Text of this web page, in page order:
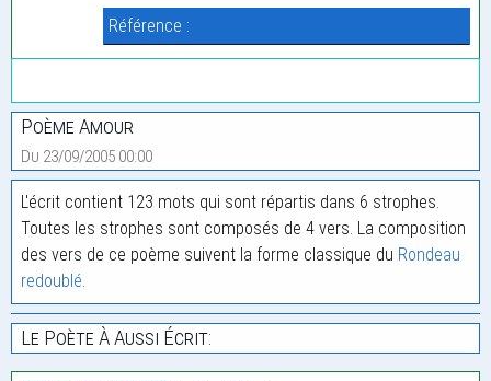
Référence :
Poème Amour
Du 23/09/2005 00:00
L'écrit contient 123 mots qui sont répartis dans 6 strophes.
Toutes les strophes sont composés de 4 vers. La composition
des vers de ce poème suivent la forme classique du Rondeau
redoublé.
Le Poète À Aussi Écrit: